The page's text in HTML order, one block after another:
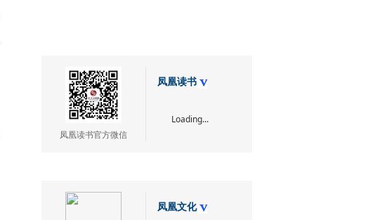
凤凰读书官方微信
凤凰读书
Loading...
凤凰文化